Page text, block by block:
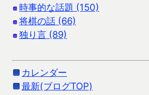
時事的な話題 (150)
将棋の話 (66)
独り言 (89)
カレンダー
最新(ブログTOP)